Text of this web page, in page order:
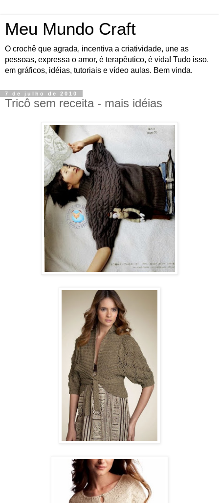
Meu Mundo Craft
O crochê que agrada, incentiva a criatividade, une as
pessoas, expressa o amor, é terapêutico, é vida! Tudo isso,
em gráficos, idéias, tutoriais e vídeo aulas. Bem vinda.
7 de julho de 2010
Tricô sem receita - mais idéias